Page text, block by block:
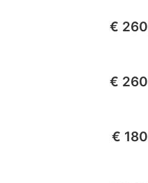
€ 260
€ 260
€ 180